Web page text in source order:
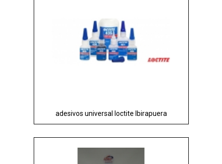
adesivos universal loctite Ibirapuera